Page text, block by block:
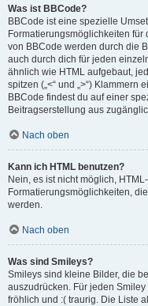
Was ist BBCode?
BBCode ist eine spezielle
Formatierungsmöglichkeiten für
von BBCode werden durch die
auch durch dich für jeden
ähnlich wie HTML aufgebaut,
spitzen („<“ und „>“)
BBCode findest du auf einer
Beitragserstellung aus
Nach oben
Kann ich HTML benutzen?
Nein, es ist nicht möglich,
Formatierungsmöglichkeiten,
werden.
Nach oben
Was sind Smileys?
Smileys sind kleine Bilder, die
auszudrücken. Für jeden
fröhlich und :( traurig. Die Liste